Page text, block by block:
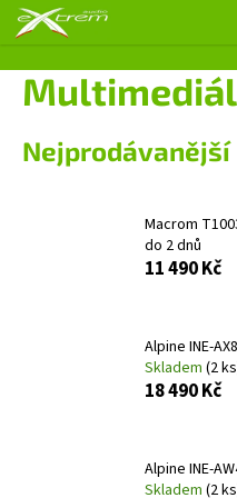
Přejít
Nejprodávanější
Macrom
do 2 dnů
11 490 Kč
Alpine INE-
Skladem (2
18 490 Kč
Alpine INE-
Skladem (2
š
o